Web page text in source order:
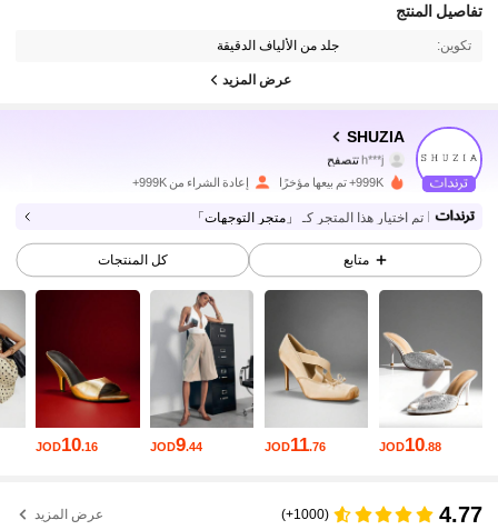
تفاصيل المنتج
تكوين: جلد من الألياف الدقيقة
عرض المزيد
SHUZIA
h***jتتصفح
4.90
773K متابعون
4.90 773K متابعون
4.90
773K متابعون
4.90 773K متابعون
999K+ تم بيعها مؤخرًا إعادة الشراء من 999K+
تم اختيار هذا المتجر كـ 「متجر التوجهات」
متابع كل المنتجات
JOD10.88
JOD11.76
JOD9.44
JOD10.16
4.77
(1000+) عرض المزيد